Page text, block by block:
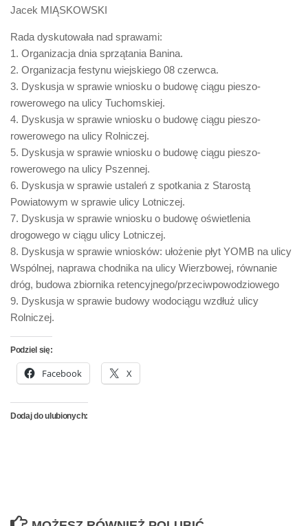
Jacek MIĄSKOWSKI
Rada dyskutowała nad sprawami:
1. Organizacja dnia sprzątania Banina.
2. Organizacja festynu wiejskiego 08 czerwca.
3. Dyskusja w sprawie wniosku o budowę ciągu pieszo-
rowerowego na ulicy Tuchomskiej.
4. Dyskusja w sprawie wniosku o budowę ciągu pieszo-
rowerowego na ulicy Rolniczej.
5. Dyskusja w sprawie wniosku o budowę ciągu pieszo-
rowerowego na ulicy Pszennej.
6. Dyskusja w sprawie ustaleń z spotkania z Starostą
Powiatowym w sprawie ulicy Lotniczej.
7. Dyskusja w sprawie wniosku o budowę oświetlenia
drogowego w ciągu ulicy Lotniczej.
8. Dyskusja w sprawie wniosków: ułożenie płyt YOMB na ulicy
Wspólnej, naprawa chodnika na ulicy Wierzbowej, równanie
dróg, budowa zbiornika retencyjnego/przeciwpowodziowego
9. Dyskusja w sprawie budowy wodociągu wzdłuż ulicy
Rolniczej.
Podziel się:
Facebook X
Dodaj do ulubionych: